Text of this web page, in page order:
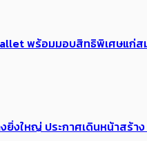
พร้อมมอบสิทธิพิเศษแก่ส
งใหญ่ ประกาศเดินหน้าสร้